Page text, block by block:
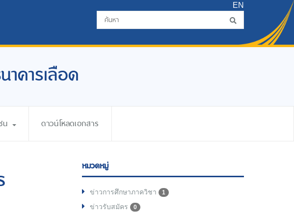
EN
าคารเลือด
น ดาวน์โหลดเอกสาร
หมวดหมู่
ข่าวการศึกษาภาควิชา 1
ข่าวรับสมัคร 0